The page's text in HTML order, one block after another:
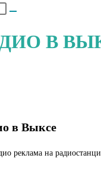
В
в Выксе